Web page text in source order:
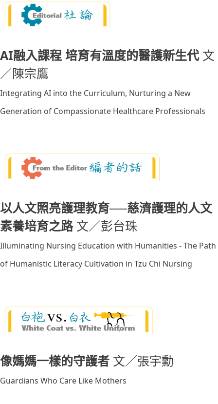
AI融入課程 培育有溫度的醫護新生代文
／陳宗鷹
Integrating AI into the Curriculum, Nurturing a New
Generation of Compassionate Healthcare Professionals
以人文照亮護理教育──慈濟護理的人文
素養培育之路文／彭台珠
Illuminating Nursing Education with Humanities - The Path
of Humanistic Literacy Cultivation in Tzu Chi Nursing
像媽媽一樣的守護者 文／張宇勳
Guardians Who Care Like Mothers